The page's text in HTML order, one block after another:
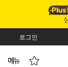
로그인